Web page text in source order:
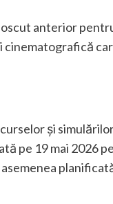
anterior
cinematografică
și
pe 19 mai 2026